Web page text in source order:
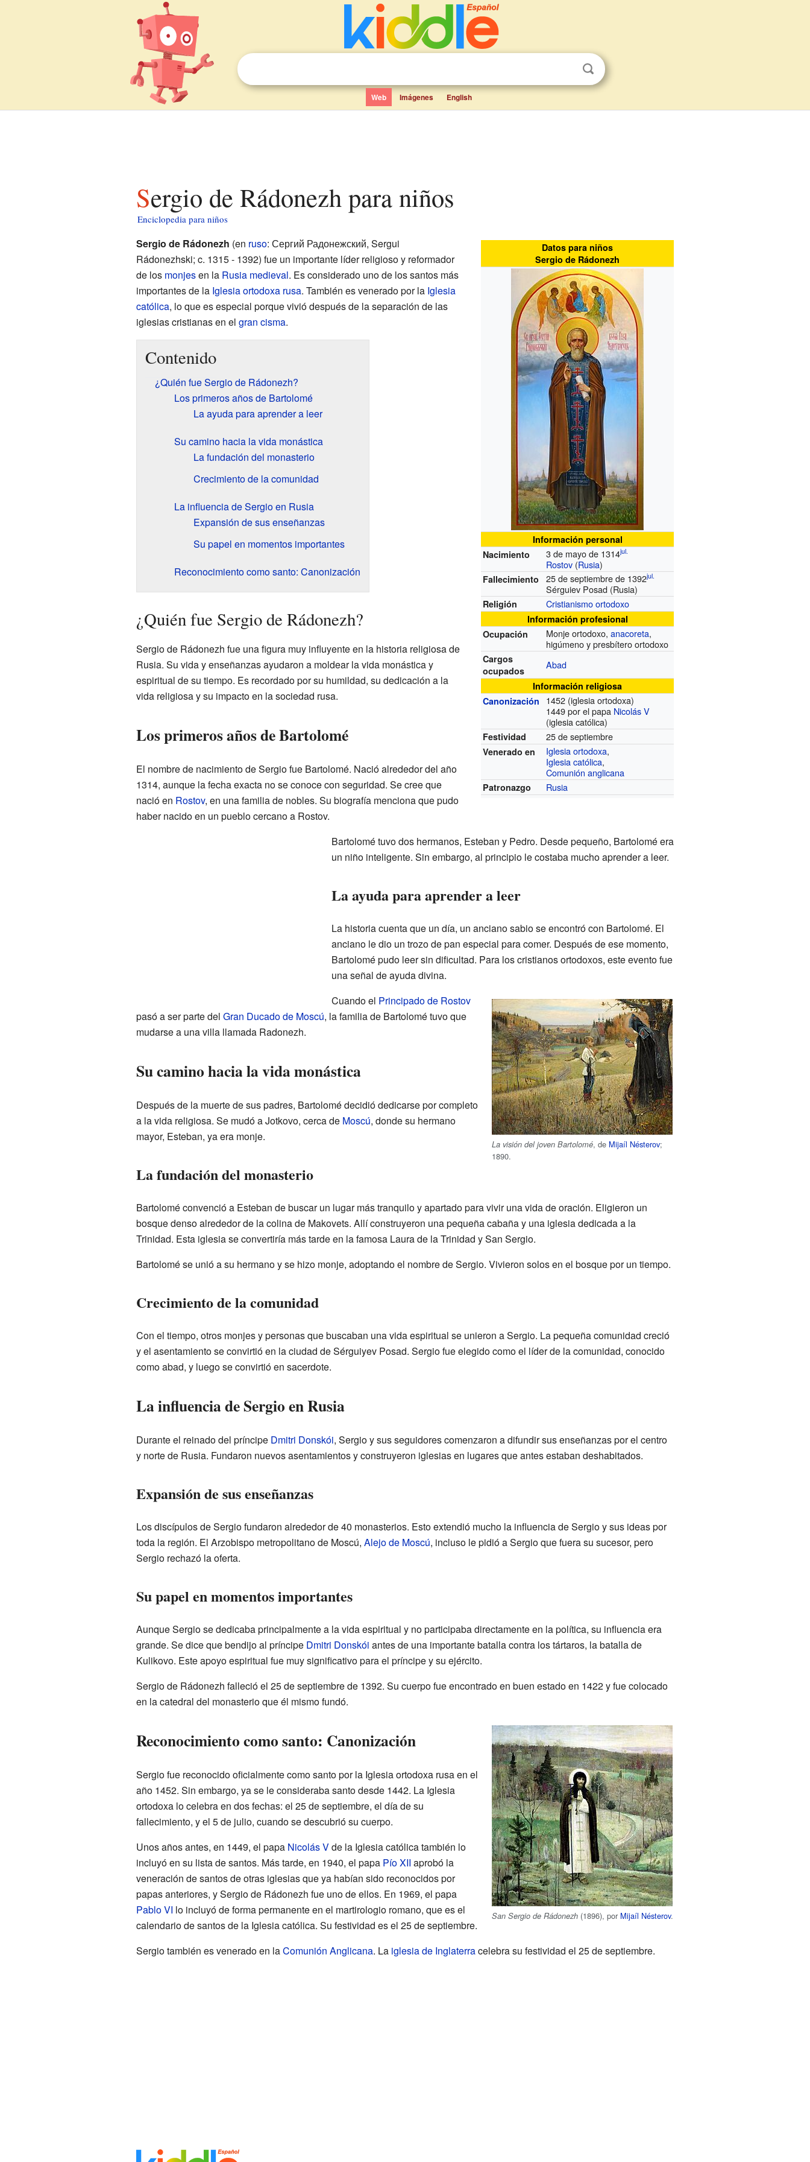
Web Imágenes English
Sergio de Rádonezh para niños
Enciclopedia para niños
Datos para niños
Sergio de Rádonezh
Información personal
Nacimiento
3 de mayo de 1314jul.
Rostov (Rusia)
Fallecimiento 25 de septiembre de 1392jul.
Sérguiev Posad (Rusia)
Religión Cristianismo ortodoxo
Información profesional
Ocupación
Monje ortodoxo,anacoreta,
higúmeno y presbítero ortodoxo
Cargos
ocupados
Abad
Información religiosa
Canonización
1452 (iglesia ortodoxa)
1449 por el papa Nicolás V
(iglesia católica)
Festividad 25 de septiembre
Venerado en Iglesia ortodoxa,
Iglesia católica,
Comunión anglicana
Patronazgo Rusia
Sergio de Rádonezh (en ruso: Сергий Радонежский, Sergui
Rádonezhski; c. 1315 - 1392) fue un importante líder religioso y reformador
de los monjesen la Rusia medieval. Es considerado uno de los santos más
importantes de la Iglesia ortodoxa rusa. También es venerado por la Iglesia
católica, lo que es especial porque vivió después de la separación de las
iglesias cristianas en el gran cisma.
Contenido
¿Quién fue Sergio de Rádonezh?
Los primeros años de Bartolomé
La ayuda para aprender a leer
Su camino hacia la vida monástica
La fundación del monasterio
Crecimiento de la comunidad
La influencia de Sergio en Rusia
Expansión de sus enseñanzas
Su papel en momentos importantes
Reconocimiento como santo: Canonización
¿Quién fue Sergio de Rádonezh?
Sergio de Rádonezh fue una figura muy influyente en la historia religiosa de
Rusia. Su vida y enseñanzas ayudaron a moldear la vida monástica y
espiritual de su tiempo. Es recordado por su humildad, su dedicación a la
vida religiosa y su impacto en la sociedad rusa.
Los primeros años de Bartolomé
El nombre de nacimiento de Sergio fue Bartolomé. Nació alrededor del año
1314, aunque la fecha exacta no se conoce con seguridad. Se cree que
nació en Rostov, en una familia de nobles. Su biografía menciona que pudo
haber nacido en un pueblo cercano a Rostov.
Bartolomé tuvo dos hermanos, Esteban y Pedro. Desde pequeño, Bartolomé era
un niño inteligente. Sin embargo, al principio le costaba mucho aprender a leer.
La ayuda para aprender a leer
La historia cuenta que un día, un anciano sabio se encontró con Bartolomé. El
anciano le dio un trozo de pan especial para comer. Después de ese momento,
Bartolomé pudo leer sin dificultad. Para los cristianos ortodoxos, este evento fue
una señal de ayuda divina.
La visión del joven Bartolomé, de Mijaíl Nésterov;
1890.
Cuando el Principado de Rostov
pasó a ser parte del Gran Ducado de Moscú, la familia de Bartolomé tuvo que
mudarse a una villa llamada Radonezh.
Su camino hacia la vida monástica
Después de la muerte de sus padres, Bartolomé decidió dedicarse por completo
a la vida religiosa. Se mudó a Jotkovo, cerca de Moscú, donde su hermano
mayor, Esteban, ya era monje.
La fundación del monasterio
Bartolomé convenció a Esteban de buscar un lugar más tranquilo y apartado para vivir una vida de oración. Eligieron un
bosque denso alrededor de la colina de Makovets. Allí construyeron una pequeña cabaña y una iglesia dedicada a la
Trinidad. Esta iglesia se convertiría más tarde en la famosa Laura de la Trinidad y San Sergio.
Bartolomé se unió a su hermano y se hizo monje, adoptando el nombre de Sergio. Vivieron solos en el bosque por un tiempo.
Crecimiento de la comunidad
Con el tiempo, otros monjes y personas que buscaban una vida espiritual se unieron a Sergio. La pequeña comunidad creció
y el asentamiento se convirtió en la ciudad de Sérguiyev Posad. Sergio fue elegido como el líder de la comunidad, conocido
como abad, y luego se convirtió en sacerdote.
La influencia de Sergio en Rusia
Durante el reinado del príncipe Dmitri Donskói, Sergio y sus seguidores comenzaron a difundir sus enseñanzas por el centro
y norte de Rusia. Fundaron nuevos asentamientos y construyeron iglesias en lugares que antes estaban deshabitados.
Expansión de sus enseñanzas
Los discípulos de Sergio fundaron alrededor de 40 monasterios. Esto extendió mucho la influencia de Sergio y sus ideas por
toda la región. El Arzobispo metropolitano de Moscú, Alejo de Moscú, incluso le pidió a Sergio que fuera su sucesor, pero
Sergio rechazó la oferta.
Su papel en momentos importantes
Aunque Sergio se dedicaba principalmente a la vida espiritual y no participaba directamente en la política, su influencia era
grande. Se dice que bendijo al príncipe Dmitri Donskói antes de una importante batalla contra los tártaros, la batalla de
Kulikovo. Este apoyo espiritual fue muy significativo para el príncipe y su ejército.
Sergio de Rádonezh falleció el 25 de septiembre de 1392. Su cuerpo fue encontrado en buen estado en 1422 y fue colocado
en la catedral del monasterio que él mismo fundó.
San Sergio de Rádonezh (1896), por Mijaíl Nésterov.
Reconocimiento como santo: Canonización
Sergio fue reconocido oficialmente como santo por la Iglesia ortodoxa rusa en el
año 1452. Sin embargo, ya se le consideraba santo desde 1442. La Iglesia
ortodoxa lo celebra en dos fechas: el 25 de septiembre, el día de su
fallecimiento, y el 5 de julio, cuando se descubrió su cuerpo.
Unos años antes, en 1449, el papa Nicolás Vde la Iglesia católica también lo
incluyó en su lista de santos. Más tarde, en 1940, el papa Pío XII aprobó la
veneración de santos de otras iglesias que ya habían sido reconocidos por
papas anteriores, y Sergio de Rádonezh fue uno de ellos. En 1969, el papa
Pablo VI lo incluyó de forma permanente en el martirologio romano, que es el
calendario de santos de la Iglesia católica. Su festividad es el 25 de septiembre.
Sergio también es venerado en laComunión Anglicana. La iglesia de Inglaterracelebra su festividad el 25 de septiembre.